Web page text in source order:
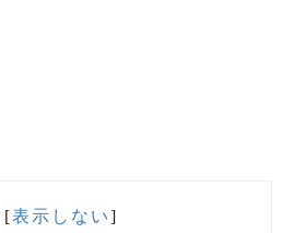
[表示しない]